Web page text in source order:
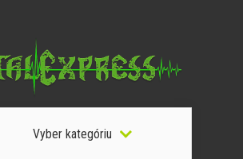
Vyber kategóriu